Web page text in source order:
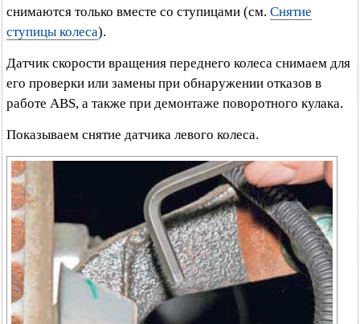
снимаются только вместе со ступицами (см. Снятие
ступицы колеса).
Датчик скорости вращения переднего колеса снимаем для
его проверки или замены при обнаружении отказов в
работе ABS, а также при демонтаже поворотного кулака.
Показываем снятие датчика левого колеса.